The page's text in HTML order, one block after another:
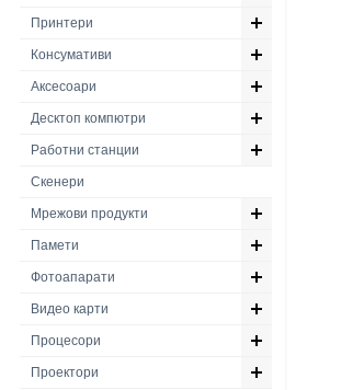
Принтери
Консумативи
Аксесоари
Десктоп компютри
Работни станции
Скенери
Мрежови продукти
Памети
Фотоапарати
Видео карти
Процесори
Проектори